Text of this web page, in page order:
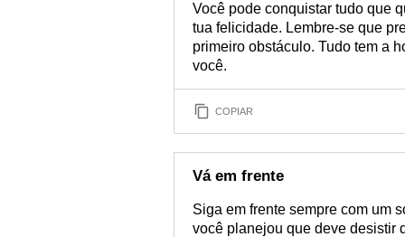
Você pode conquistar tudo que
tua felicidade. Lembre-se que
primeiro obstáculo. Tudo tem a
você.
COPIAR
Vá em frente
Siga em frente sempre com um
você planejou que deve desistir